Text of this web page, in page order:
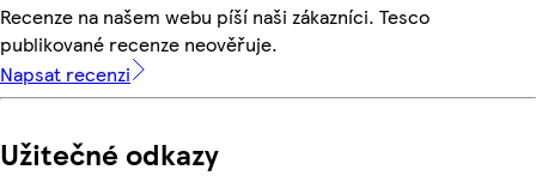
Recenze na našem webu píší naši zákazníci. Tesco
publikované recenze neověřuje.
Napsat recenzi
Užitečné odkazy